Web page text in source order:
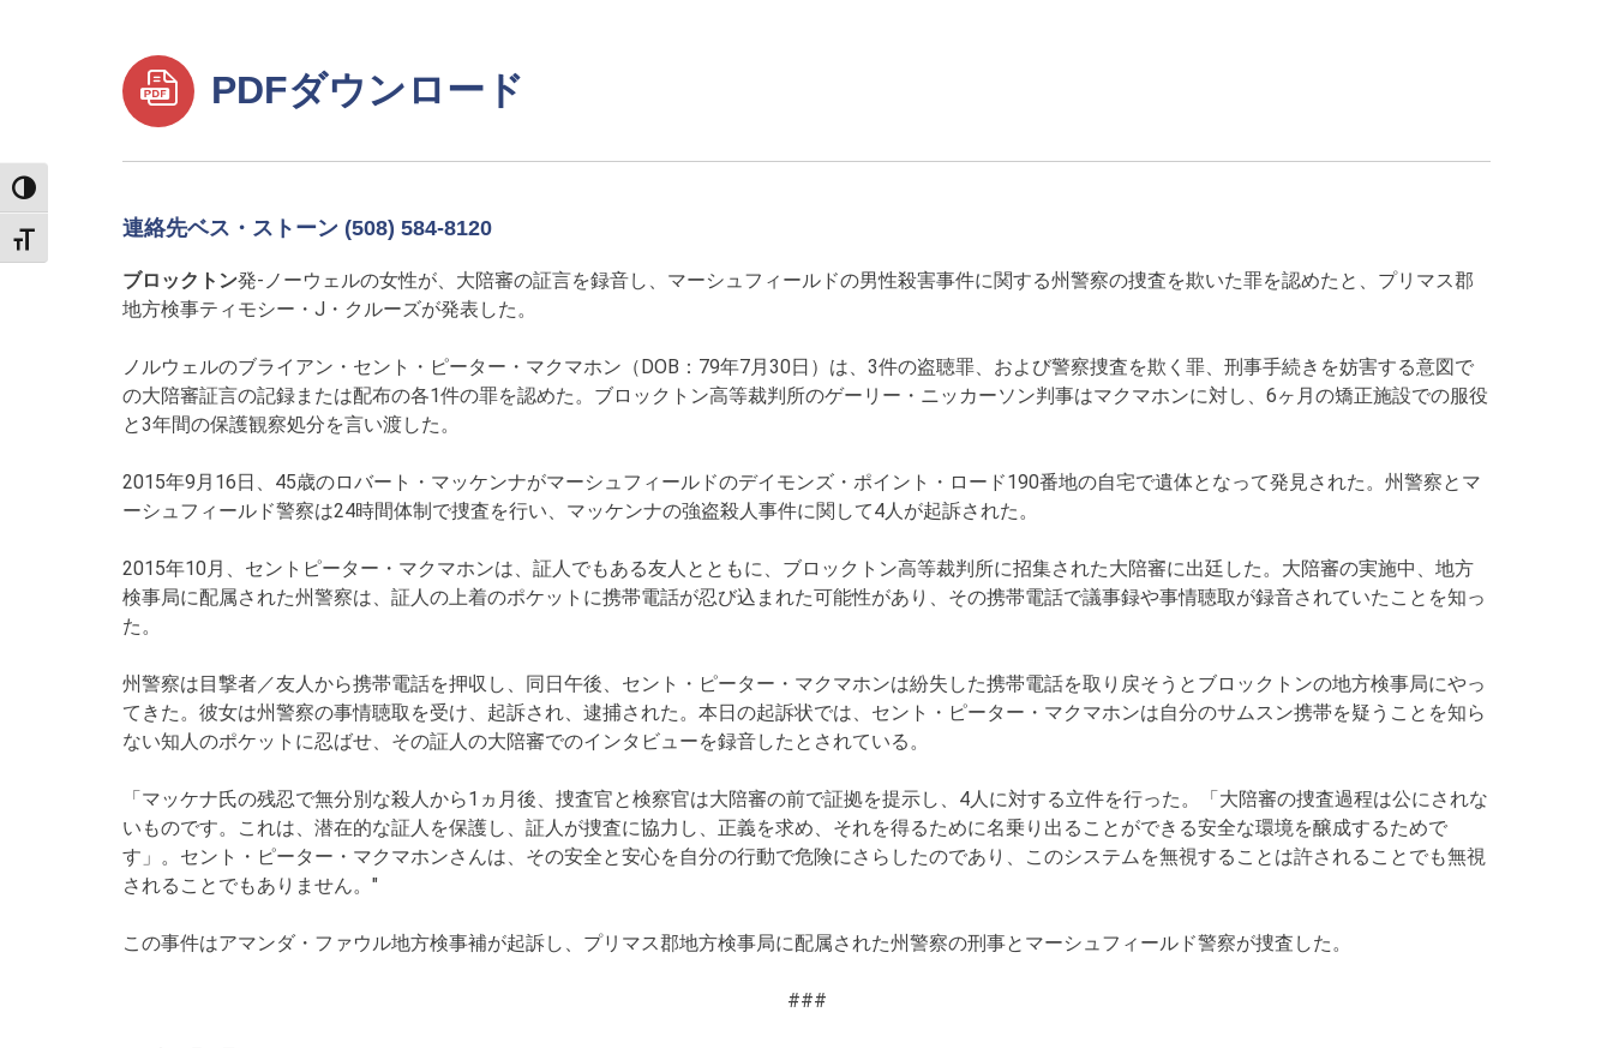
TOGGLE HIGH CONTRAST
TOGGLE FONT SIZE
PDFダウンロード
連絡先ベス・ストーン (508) 584-8120
ブロックトン発-ノーウェルの女性が、大陪審の証言を録音し、マーシュフィールドの男性殺害事件に関する州警察の捜査を欺いた罪を認めたと、プリマス郡
地方検事ティモシー・J・クルーズが発表した。
ノルウェルのブライアン・セント・ピーター・マクマホン（DOB：79年7月30日）は、3件の盗聴罪、および警察捜査を欺く罪、刑事手続きを妨害する意図で
の大陪審証言の記録または配布の各1件の罪を認めた。ブロックトン高等裁判所のゲーリー・ニッカーソン判事はマクマホンに対し、6ヶ月の矯正施設での服役
と3年間の保護観察処分を言い渡した。
2015年9月16日、45歳のロバート・マッケンナがマーシュフィールドのデイモンズ・ポイント・ロード190番地の自宅で遺体となって発見された。州警察とマ
ーシュフィールド警察は24時間体制で捜査を行い、マッケンナの強盗殺人事件に関して4人が起訴された。
2015年10月、セントピーター・マクマホンは、証人でもある友人とともに、ブロックトン高等裁判所に招集された大陪審に出廷した。大陪審の実施中、地方
検事局に配属された州警察は、証人の上着のポケットに携帯電話が忍び込まれた可能性があり、その携帯電話で議事録や事情聴取が録音されていたことを知っ
た。
州警察は目撃者／友人から携帯電話を押収し、同日午後、セント・ピーター・マクマホンは紛失した携帯電話を取り戻そうとブロックトンの地方検事局にやっ
てきた。彼女は州警察の事情聴取を受け、起訴され、逮捕された。本日の起訴状では、セント・ピーター・マクマホンは自分のサムスン携帯を疑うことを知ら
ない知人のポケットに忍ばせ、その証人の大陪審でのインタビューを録音したとされている。
「マッケナ氏の残忍で無分別な殺人から1ヵ月後、捜査官と検察官は大陪審の前で証拠を提示し、4人に対する立件を行った。「大陪審の捜査過程は公にされな
いものです。これは、潜在的な証人を保護し、証人が捜査に協力し、正義を求め、それを得るために名乗り出ることができる安全な環境を醸成するためで
す」。セント・ピーター・マクマホンさんは、その安全と安心を自分の行動で危険にさらしたのであり、このシステムを無視することは許されることでも無視
されることでもありません。"
この事件はアマンダ・ファウル地方検事補が起訴し、プリマス郡地方検事局に配属された州警察の刑事とマーシュフィールド警察が捜査した。
###